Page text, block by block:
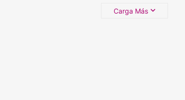
Carga Más